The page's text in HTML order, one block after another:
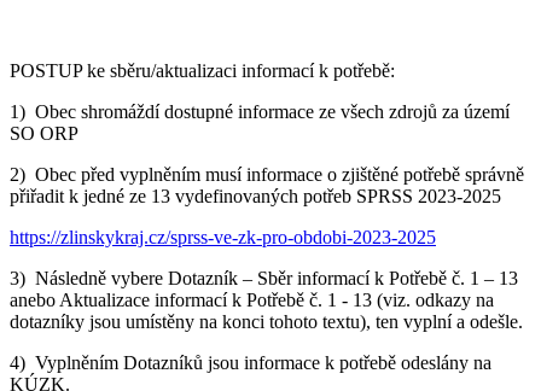
POSTUP ke sběru/aktualizaci informací k potřebě:
1) Obec shromáždí dostupné informace ze všech zdrojů za území
SO ORP
2) Obec před vyplněním musí informace o zjištěné potřebě správně
přiřadit k jedné ze 13 vydefinovaných potřeb SPRSS 2023-2025
https://zlinskykraj.cz/sprss-ve-zk-pro-obdobi-2023-2025
3) Následně vybere Dotazník – Sběr informací k Potřebě č. 1 – 13
anebo Aktualizace informací k Potřebě č. 1 - 13 (viz. odkazy na
dotazníky jsou umístěny na konci tohoto textu), ten vyplní a odešle.
4) Vyplněním Dotazníků jsou informace k potřebě odeslány na
KÚZK.